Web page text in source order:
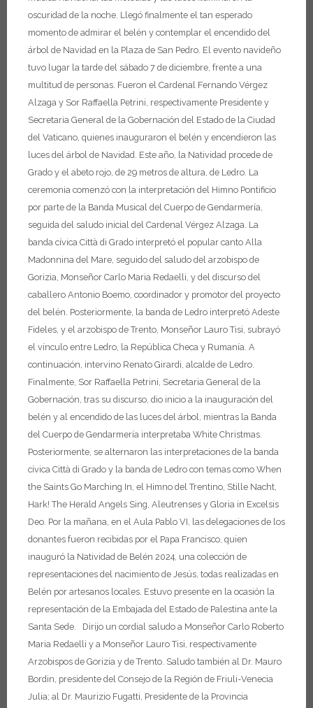
oscuridad de la noche. Llegó finalmente el tan esperado
momento de admirar el belén y contemplar el encendido del
árbol de Navidad en la Plaza de San Pedro. El evento navideño
tuvo lugar la tarde del sábado 7 de diciembre, frente a una
multitud de personas. Fueron el Cardenal Fernando Vérgez
Alzaga y Sor Raffaella Petrini, respectivamente Presidente y
Secretaria General de la Gobernación del Estado de la Ciudad
del Vaticano, quienes inauguraron el belén y encendieron las
luces del árbol de Navidad. Este año, la Natividad procede de
Grado y el abeto rojo, de 29 metros de altura, de Ledro. La
ceremonia comenzó con la interpretación del Himno Pontificio
por parte de la Banda Musical del Cuerpo de Gendarmería,
seguida del saludo inicial del Cardenal Vérgez Alzaga. La
banda cívica Città di Grado interpretó el popular canto Alla
Madonnina del Mare, seguido del saludo del arzobispo de
Gorizia, Monseñor Carlo Maria Redaelli, y del discurso del
caballero Antonio Boemo, coordinador y promotor del proyecto
del belén. Posteriormente, la banda de Ledro interpretó Adeste
Fideles, y el arzobispo de Trento, Monseñor Lauro Tisi, subrayó
el vínculo entre Ledro, la República Checa y Rumanía. A
continuación, intervino Renato Girardi, alcalde de Ledro.
Finalmente, Sor Raffaella Petrini, Secretaria General de la
Gobernación, tras su discurso, dio inicio a la inauguración del
belén y al encendido de las luces del árbol, mientras la Banda
del Cuerpo de Gendarmería interpretaba White Christmas.
Posteriormente, se alternaron las interpretaciones de la banda
cívica Città di Grado y la banda de Ledro con temas como When
the Saints Go Marching In, el Himno del Trentino, Stille Nacht,
Hark! The Herald Angels Sing, Aleutrenses y Gloria in Excelsis
Deo. Por la mañana, en el Aula Pablo VI, las delegaciones de los
donantes fueron recibidas por el Papa Francisco, quien
inauguró la Natividad de Belén 2024, una colección de
representaciones del nacimiento de Jesús, todas realizadas en
Belén por artesanos locales. Estuvo presente en la ocasión la
representación de la Embajada del Estado de Palestina ante la
Santa Sede.
Dirijo un cordial saludo a Monseñor Carlo Roberto
Maria Redaelli y a Monseñor Lauro Tisi, respectivamente
Arzobispos de Gorizia y de Trento. Saludo también al Dr. Mauro
Bordin, presidente del Consejo de la Región de Friuli-Venecia
Julia; al Dr. Maurizio Fugatti, Presidente de la Provincia